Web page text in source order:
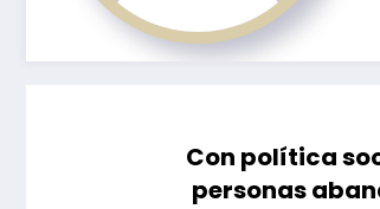
Con política
personas